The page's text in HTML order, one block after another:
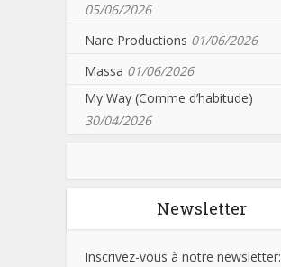
05/06/2026
Nare Productions 01/06/2026
Massa 01/06/2026
My Way (Comme d’habitude)
30/04/2026
Newsletter
Inscrivez-vous à notre newsletter: